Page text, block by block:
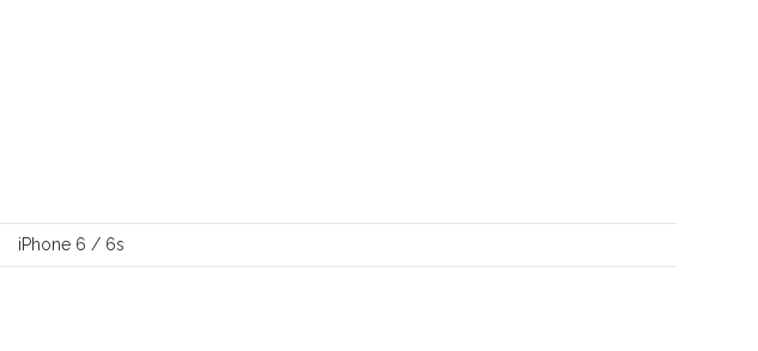
iPhone 6 / 6s